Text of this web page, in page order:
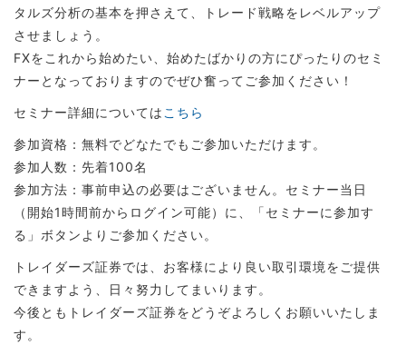
タルズ分析の基本を押さえて、トレード戦略をレベルアップ
させましょう。
FXをこれから始めたい、始めたばかりの方にぴったりのセミ
ナーとなっておりますのでぜひ奮ってご参加ください！
セミナー詳細については こちら
参加資格：無料でどなたでもご参加いただけます。
参加人数：先着100名
参加方法：事前申込の必要はございません。セミナー当日
（開始1時間前からログイン可能）に、「セミナーに参加す
る」ボタンよりご参加ください。
トレイダーズ証券では、お客様により良い取引環境をご提供
できますよう、日々努力してまいります。
今後ともトレイダーズ証券をどうぞよろしくお願いいたしま
す。